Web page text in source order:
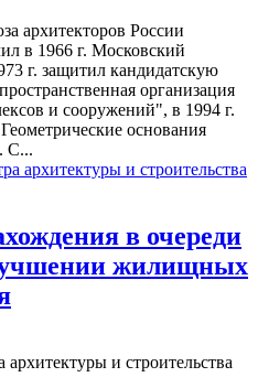
архитекторов России
в 1966 г. Московский
г. защитил кандидатскую
организация
и сооружений", в 1994 г.
основания
С...
в очереди
жилищных
и строительства